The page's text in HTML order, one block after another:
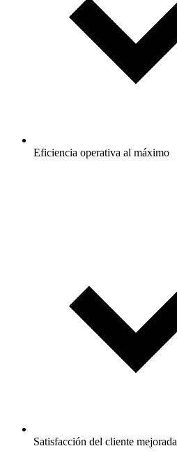
Eficiencia operativa al máximo
Satisfacción del cliente mejorada